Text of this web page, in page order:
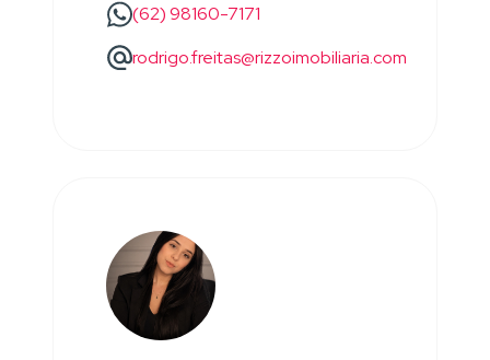
(62) 98160-7171
rodrigo.freitas@rizzoimobiliaria.com